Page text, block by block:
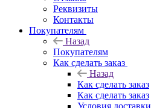
Реквизиты
Контакты
Покупателям
Назад
Покупателям
Как сделать заказ
Назад
Как сделать заказ
Как сделать заказ
Условия доставки